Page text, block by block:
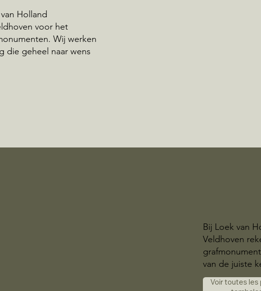
Holland
voor het
Wij werken
die geheel naar wens
Bij Loek van
Veldhoven
van de juiste
Voir toutes les